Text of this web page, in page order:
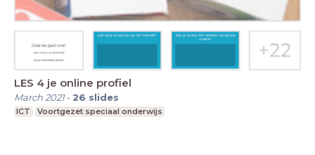
LES 4 je online profiel
March 2021- 26 slides
ICT Voortgezet speciaal onderwijs